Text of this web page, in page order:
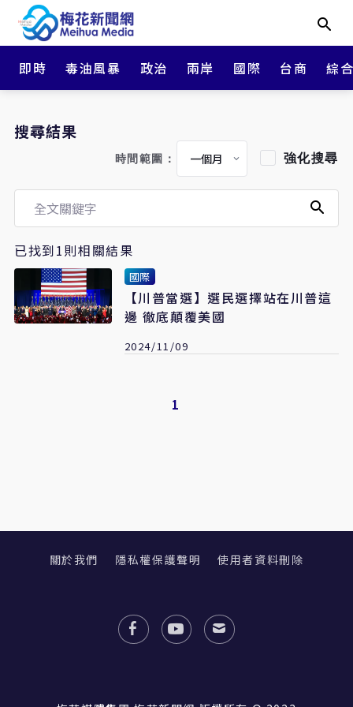
即時 毒油風暴 政治 兩岸 國際 台商 綜
搜尋結果
時間範圍： 強化搜尋
已找到1則相關結果
國際
【川普當選】選民選擇站在川普這
邊 徹底顛覆美國
2024/11/09
1
關於我們 隱私權保護聲明 使用者資料刪除